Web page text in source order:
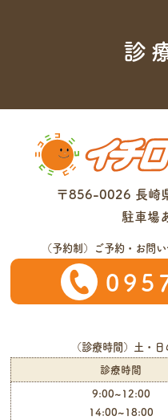
診
〒856-0026 長崎
駐車場
（予約制）ご予約・お問
（診療時間） 土・日
診療時間
9:00~12:00
14:00~18:00